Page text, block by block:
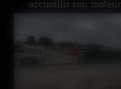
accueillir son moteur
thermique #industrie